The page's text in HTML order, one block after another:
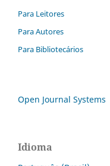
Para Leitores
Para Autores
Para Bibliotecários
Open Journal Systems
Idioma